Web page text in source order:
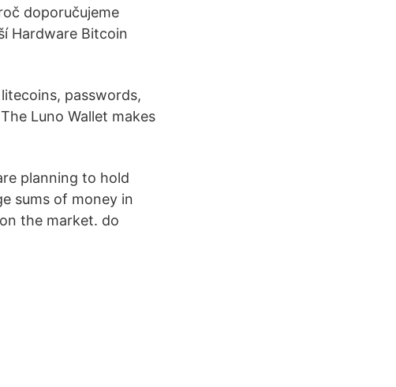
doporučujeme
Hardware Bitcoin
passwords,
Luno Wallet makes
planning to hold
sums of money in
the market. do